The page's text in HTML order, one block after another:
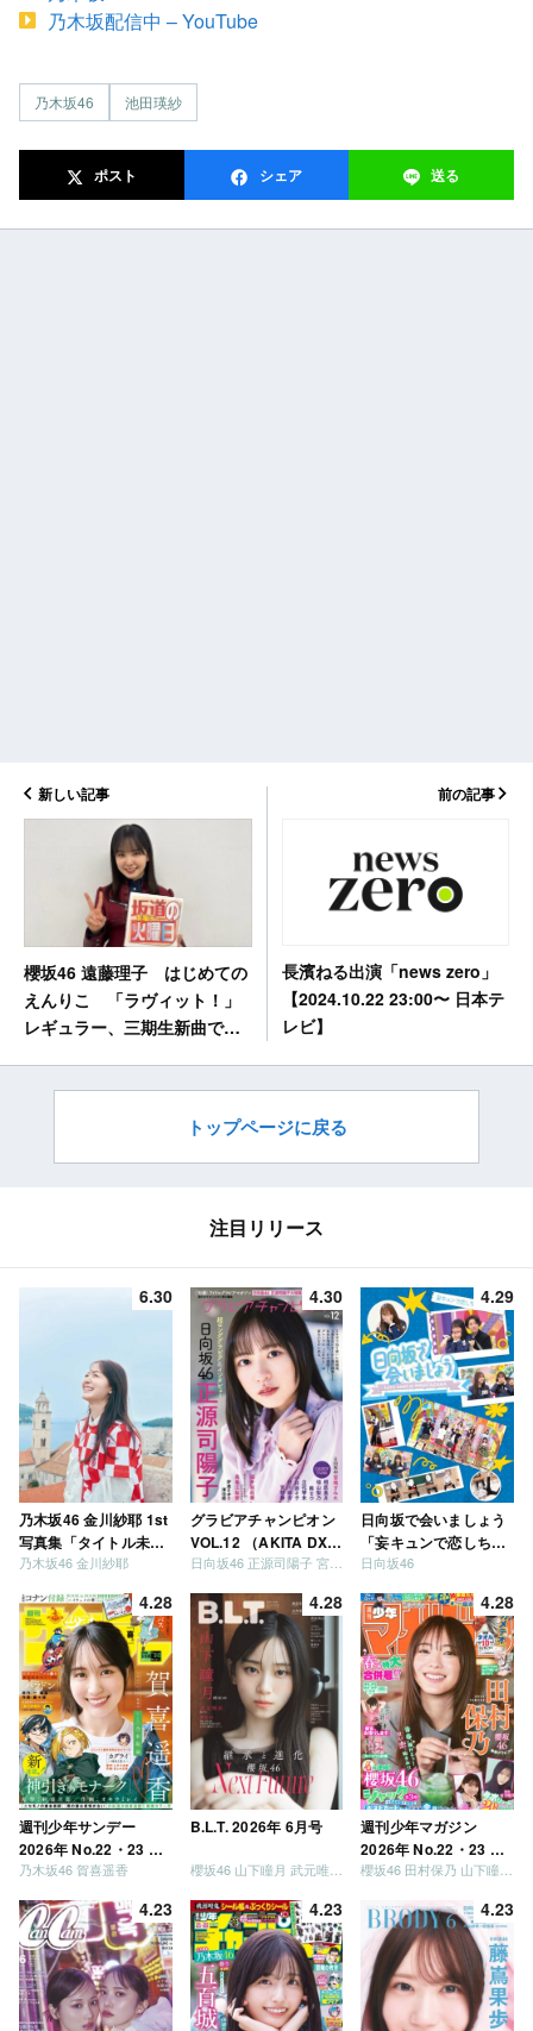
乃木坂配信中 – YouTube
乃木坂46 池田瑛紗
ポスト シェア 送る
新しい記事
櫻坂46 遠藤理子 はじめての
えんりこ 「ラヴィット！」
レギュラー、三期生新曲でセ
前の記事
長濱ねる出演「news zero」
【2024.10.22 23:00〜 日本テ
レビ】
トップページに戻る
注目リリース
6.30
乃木坂46 金川紗耶 1st
写真集「タイトル未
定」
乃木坂46 金川紗耶
4.30
グラビアチャンピオン
VOL.12 （AKITA DXシ
リーズ）
日向坂46 正源司陽子 宮地すみれ
4.29
日向坂で会いましょう
「妄キュンで恋しちゃ
いましょう」「どっち
う」「ご褒美でロケし
ましょう」「フレンド
リーになりましょう」
「笑って卒業を祝いま
しょう」 [Blu-ray]
日向坂46
4.28
週刊少年サンデー
2026年 No.22・23 合
併号
乃木坂46 賀喜遥香
4.28
B.L.T. 2026年 6月号
櫻坂46 山下瞳月 武元唯衣 / 乃木坂46 海邉朱莉
4.28
週刊少年マガジン
2026年 No.22・23 合
併号
4.23 4.23 4.23